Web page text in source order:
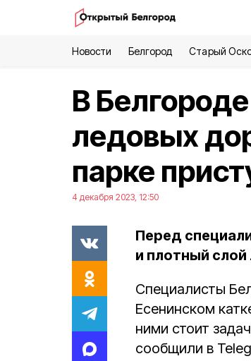
Новости Белгород Старый
В
ледовых
парке
4 декабря 2023, 12:50
Перед
и плотный слой
Специалисты
Есенинском
ними стоит
сообщили в